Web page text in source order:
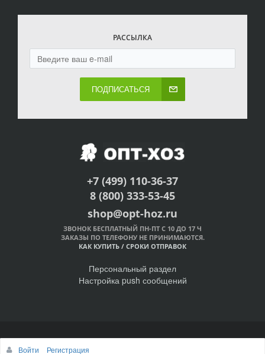
РАССЫЛКА
ПОДПИСАТЬСЯ
+7 (499) 110-36-37
8 (800) 333-53-45
shop@opt-hoz.ru
ЗВОНОК БЕСПЛАТНЫЙ ПН-ПТ С 10 ДО 17 Ч
ЗАКАЗЫ ПО ТЕЛЕФОНУ НЕ ПРИНИМАЮТСЯ.
КАК КУПИТЬ / СРОКИ ОТПРАВОК
Персональный раздел
Настройка push сообщений
© Интернет-магазин ОПТ-ХОЗ, 2011-2026
Войти Регистрация